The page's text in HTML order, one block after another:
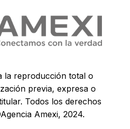
la reproducción total o
previa, expresa o
Todos los derechos
Amexi, 2024.